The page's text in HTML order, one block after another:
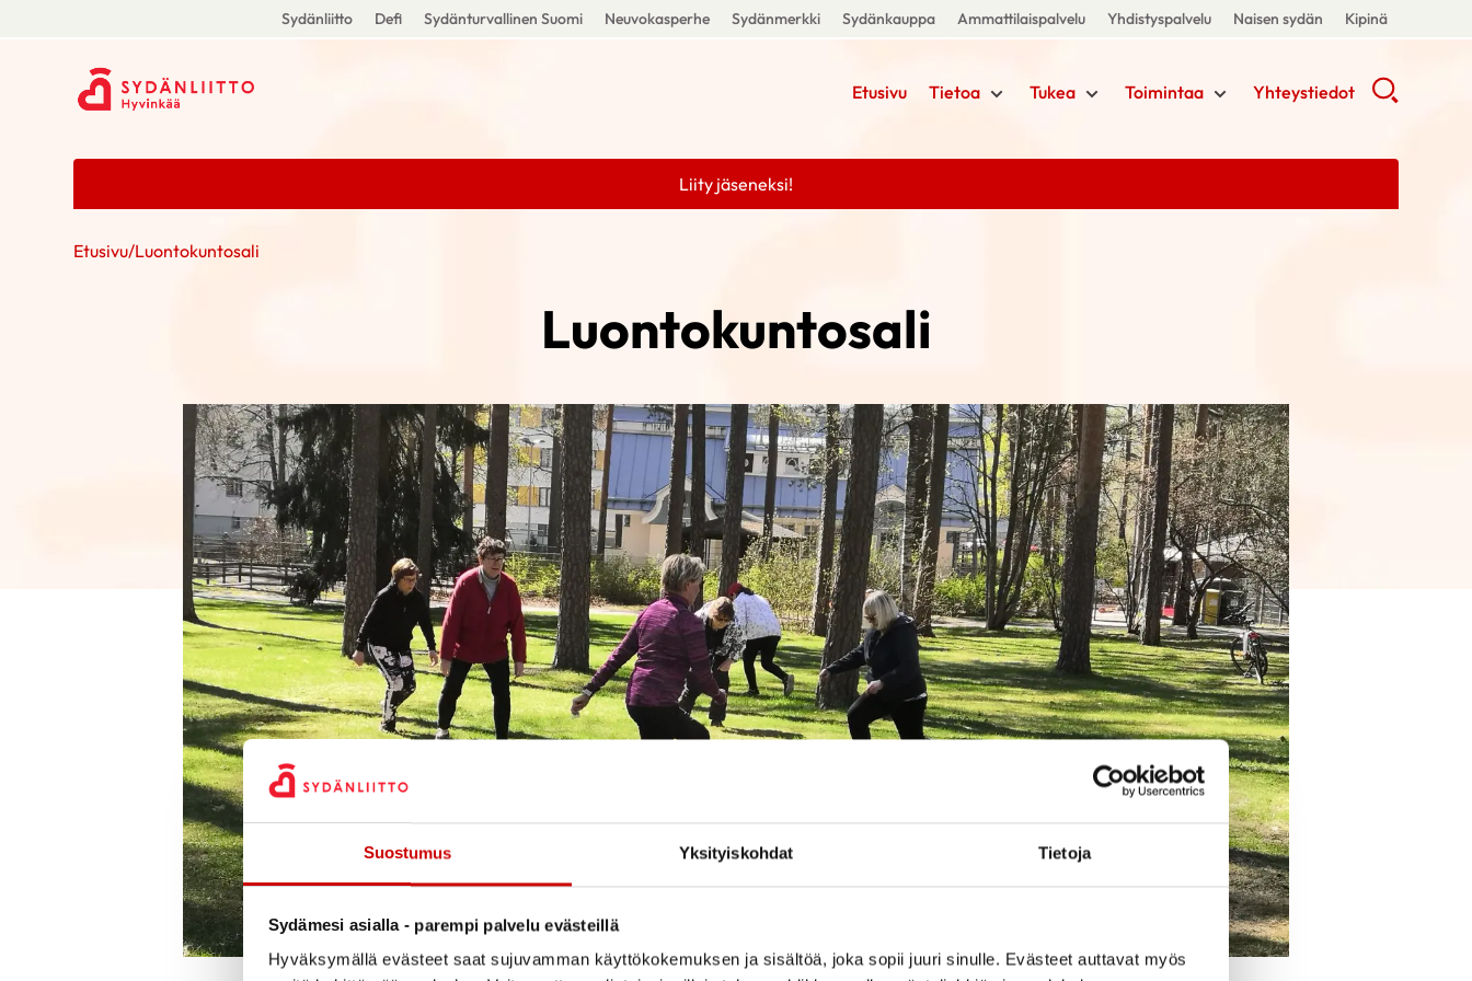
Suostumus Yksityiskohdat Tietoja
Sydämesi asialla - parempi palvelu evästeillä
Hyväksymällä evästeet saat sujuvamman käyttökokemuksen ja sisältöä, joka sopii juuri sinulle. Evästeet auttavat myös
Sydänliitto Defi Sydänturvallinen Suomi Neuvokasperhe Sydänmerkki Sydänkauppa Ammattilaispalvelu Yhdistyspalvelu Naisen sydän Kipinä
Etusivu Tietoa Tukea Toimintaa Yhteystiedot
Liity jäseneksi!
Etusivu/Luontokuntosali
Luontokuntosali